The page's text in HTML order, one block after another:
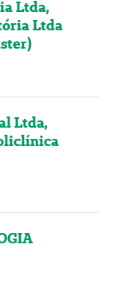
Ltda,
Ltda
Ltda,